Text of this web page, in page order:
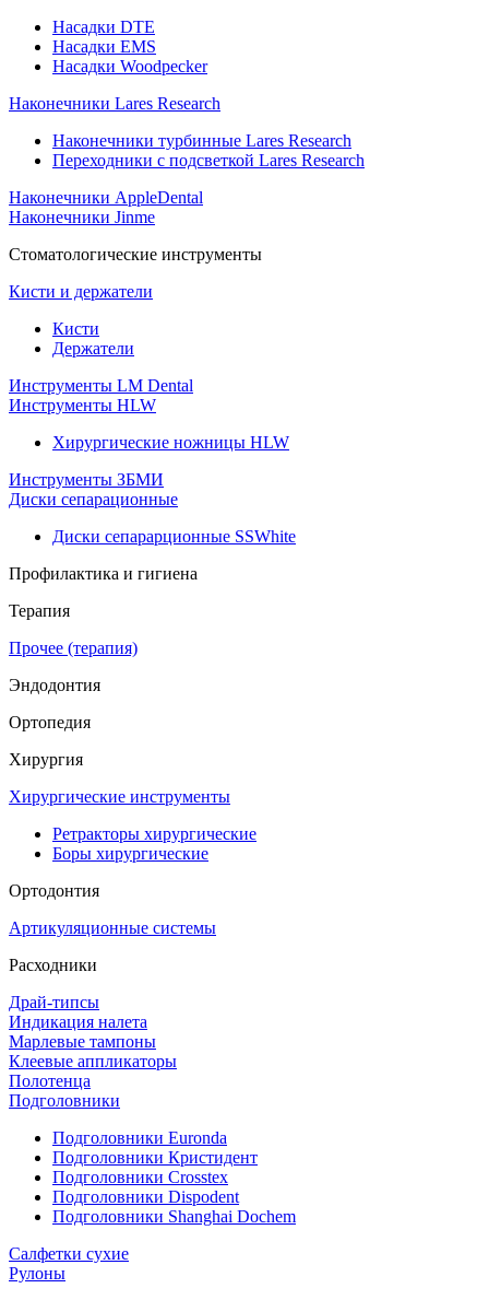
Насадки DTE
Насадки EMS
Насадки Woodpecker
Наконечники Lares Research
Наконечники турбинные Lares Research
Переходники с подсветкой Lares Research
Наконечники AppleDental
Наконечники Jinme
Стоматологические инструменты
Кисти и держатели
Кисти
Держатели
Инструменты LM Dental
Инструменты HLW
Хирургические ножницы HLW
Инструменты ЗБМИ
Диски сепарационные
Диски сепарарционные SSWhite
Профилактика и гигиена
Терапия
Прочее (терапия)
Эндодонтия
Ортопедия
Хирургия
Хирургические инструменты
Ретракторы хирургические
Боры хирургические
Ортодонтия
Артикуляционные системы
Расходники
Драй-типсы
Индикация налета
Марлевые тампоны
Клеевые аппликаторы
Полотенца
Подголовники
Подголовники Euronda
Подголовники Кристидент
Подголовники Crosstex
Подголовники Dispodent
Подголовники Shanghai Dochem
Салфетки сухие
Рулоны